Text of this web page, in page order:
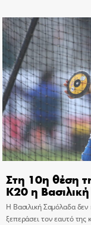
Στη 10η θέση
Κ20 η
Η Βασιλική Σαμόλαδα
ξεπεράσει τον εαυτό της